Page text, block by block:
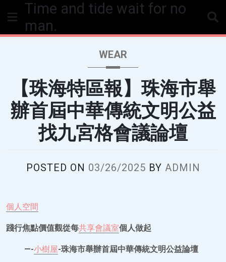
Time and tide wait for no
man.
WEAR
【珠海特區報】珠海市舉
辦首屆中華傳統文明公益
找九宮格會議論壇
POSTED ON 03/26/2025 BY ADMIN
個人空間
踐行焦點價值觀從每共享會議室個人做起
—-小樹屋-珠海市舉辦首屆中華傳統文明公益論壇